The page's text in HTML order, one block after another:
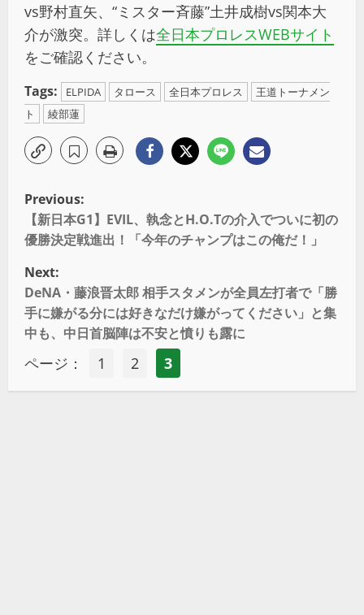
vs野村直矢、“ミスター斉藤”土井成樹vs関本大
介が激突。詳しくは全日本プロレスWEBサイト
をご確認ください。
Tags: ELPIDA タロース 全日本プロレス
王道トーナメン
ト
綾部蓮
Previous:
【新日本G1】EVIL、執念とH.O.Tの介入でついに初の
優勝決定戦進出！「今年のチャンプはこの俺だ！」
Next:
DeNA・藤浪晋太郎 相手スタメンが全員左打者で「勝
手に嫌がる分には好きなだけ嫌がってください」と集
中も、中日首脳陣は不安と憤りも露に
ページ： 1 2 3